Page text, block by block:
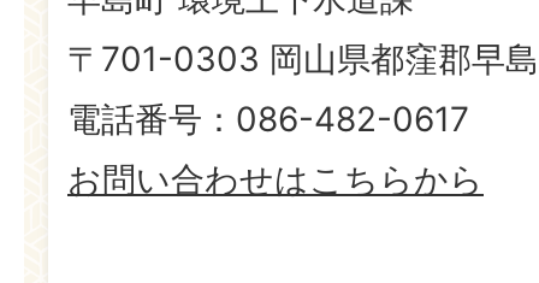
〒701-0303 岡山県都窪郡早
電話番号：086-482-0617
お問い合わせはこちらから